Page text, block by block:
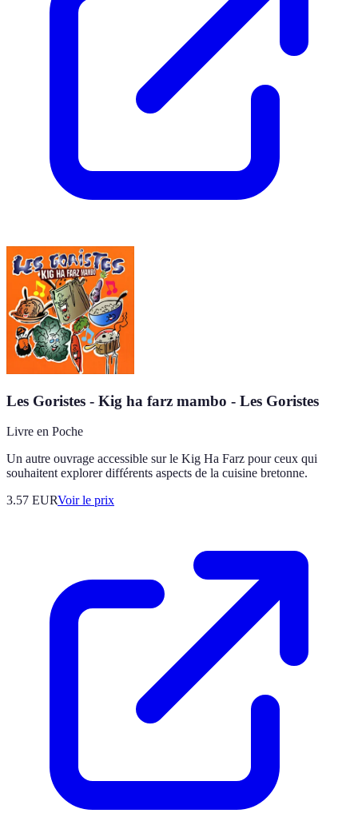
Les Goristes - Kig ha farz mambo - Les Goristes
Livre en Poche
Un autre ouvrage accessible sur le Kig Ha Farz pour ceux qui
souhaitent explorer différents aspects de la cuisine bretonne.
3.57 EURVoir le prix